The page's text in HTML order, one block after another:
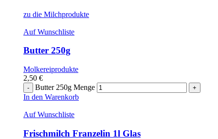
zu die Milchprodukte
Auf Wunschliste
Butter 250g
Molkereiprodukte
2,50 €
Butter 250g Menge
In den Warenkorb
Auf Wunschliste
Frischmilch Franzelin 1l Glas